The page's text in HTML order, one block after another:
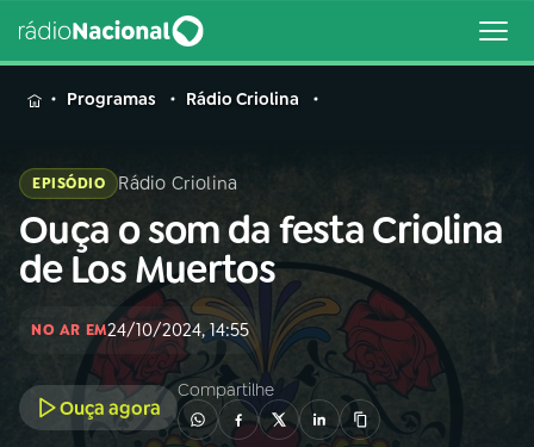
MENU
Buscar
na
Rádio
Nacional
Buscar
AO VIVO
01INÍCIO
Programas Rádio Criolina
EPISÓDIO Rádio Criolina
Ouça o som da festa Criolina
de Los Muertos
NO AR EM24/10/2024, 14:55
Ouça agora
Compartilhe